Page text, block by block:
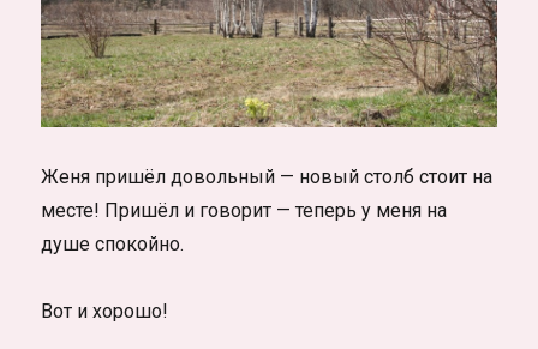
Женя пришёл довольный — новый столб стоит на
месте! Пришёл и говорит — теперь у меня на
душе спокойно.
Вот и хорошо!